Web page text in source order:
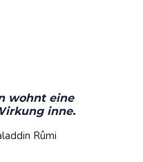
wohnt eine
inne.
Rûmi